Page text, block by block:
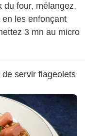
du four, mélangez,
les enfonçant
3 mn au micro
servir flageolets